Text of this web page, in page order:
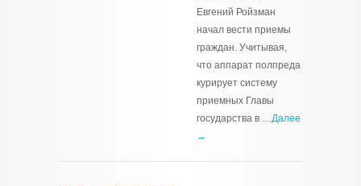
Евгений Ройзман
начал вести приемы
граждан. Учитывая,
что аппарат полпреда
курирует систему
приемных Главы
государства в …Далее
→